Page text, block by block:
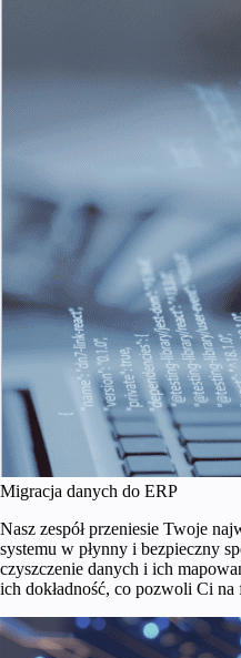
Migracja danych do ERP
Nasz zespół przeniesie Twoje
systemu w płynny i bezpieczny
czyszczenie danych i ich
ich dokładność, co pozwoli Ci